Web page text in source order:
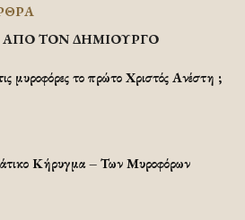
ΑΠΟ ΤΟΝ ΔΗΜΙΟΥΡΓΟ
μυροφόρες το πρώτο Χριστός Ανέστη ;
Κήρυγμα – Των Μυροφόρων